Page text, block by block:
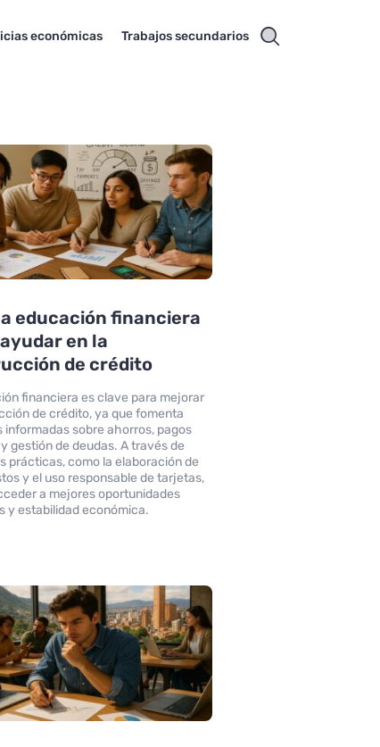
económicas Trabajos secundarios
educación financiera
en la
de crédito
financiera es clave para mejorar
de crédito, ya que fomenta
informadas sobre ahorros, pagos
gestión de deudas. A través de
prácticas, como la elaboración de
y el uso responsable de tarjetas,
a mejores oportunidades
y estabilidad económica.